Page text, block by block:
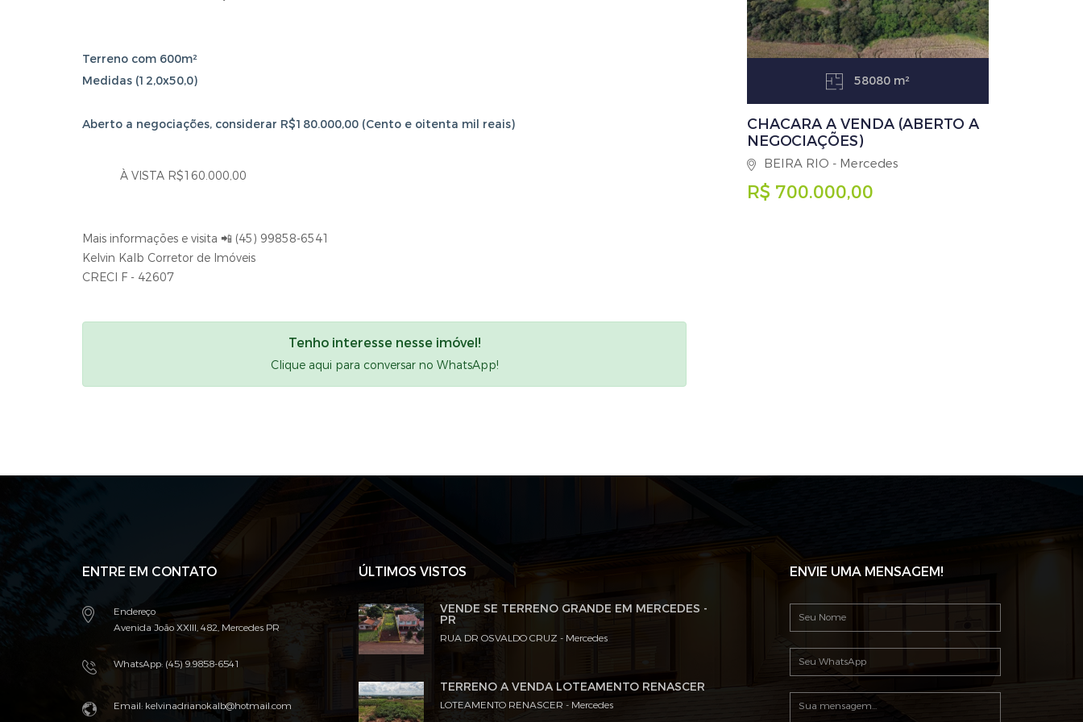
Terreno com 600m²
Medidas (12,0x50,0)
Aberto a negociações, considerar R$180.000,00 (Cento e oitenta mil reais)
À VISTA R$160.000,00
Mais informações e visita 📲 (45) 99858-6541
Kelvin Kalb Corretor de Imóveis
CRECI F - 42607
Tenho interesse nesse imóvel!
Clique aqui para conversar no WhatsApp!
58080 m²
CHACARA A VENDA (ABERTO A
NEGOCIAÇÕES)
BEIRA RIO - Mercedes
R$ 700.000,00
ENTRE EM CONTATO
Endereço
Avenida João XXIII, 482, Mercedes PR
WhatsApp: (45) 9.9858-6541
Email: kelvinadrianokalb@hotmail.com
ÚLTIMOS VISTOS
VENDE SE TERRENO GRANDE EM MERCEDES -
PR
RUA DR OSVALDO CRUZ - Mercedes
TERRENO A VENDA LOTEAMENTO RENASCER
LOTEAMENTO RENASCER - Mercedes
ENVIE UMA MENSAGEM!